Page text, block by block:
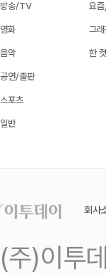
방송/TV
영화
음악
공연/출판
스포츠
일반
요즘
그
한 컷
회사
(주)이투